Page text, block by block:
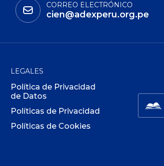
CORREO ELECTRÓNICO
cien@adexperu.org.pe
LEGALES
Política de Privacidad
de Datos
Políticas de Privacidad
Políticas de Cookies